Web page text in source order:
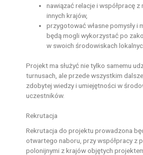
nawiązać relacje i współpracę z
innych krajów,
przygotować własne pomysły i
będą mogli wykorzystać po
w swoich środowiskach
Projekt ma służyć nie tylko samemu
turnusach, ale przede wszystkim
zdobytej wiedzy i umiejętności w
uczestników.
Rekrutacja
Rekrutacja do projektu prowadzona
otwartego naboru, przy współpracy z
polonijnymi z krajów objętych